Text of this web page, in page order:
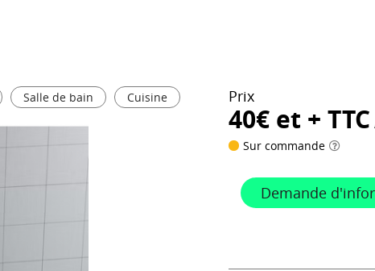
Salle de bain Cuisine Prix
40€ et + TTC
Sur commande
Demande